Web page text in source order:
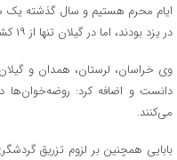
در یزد بودند، اما در گیلان تنها از ۱۹ کشور دنیا توریست داریم.
وی خراسان، لرستان، همدان و
می‌کنند.
بابایی همچنین بر لزوم تزریق